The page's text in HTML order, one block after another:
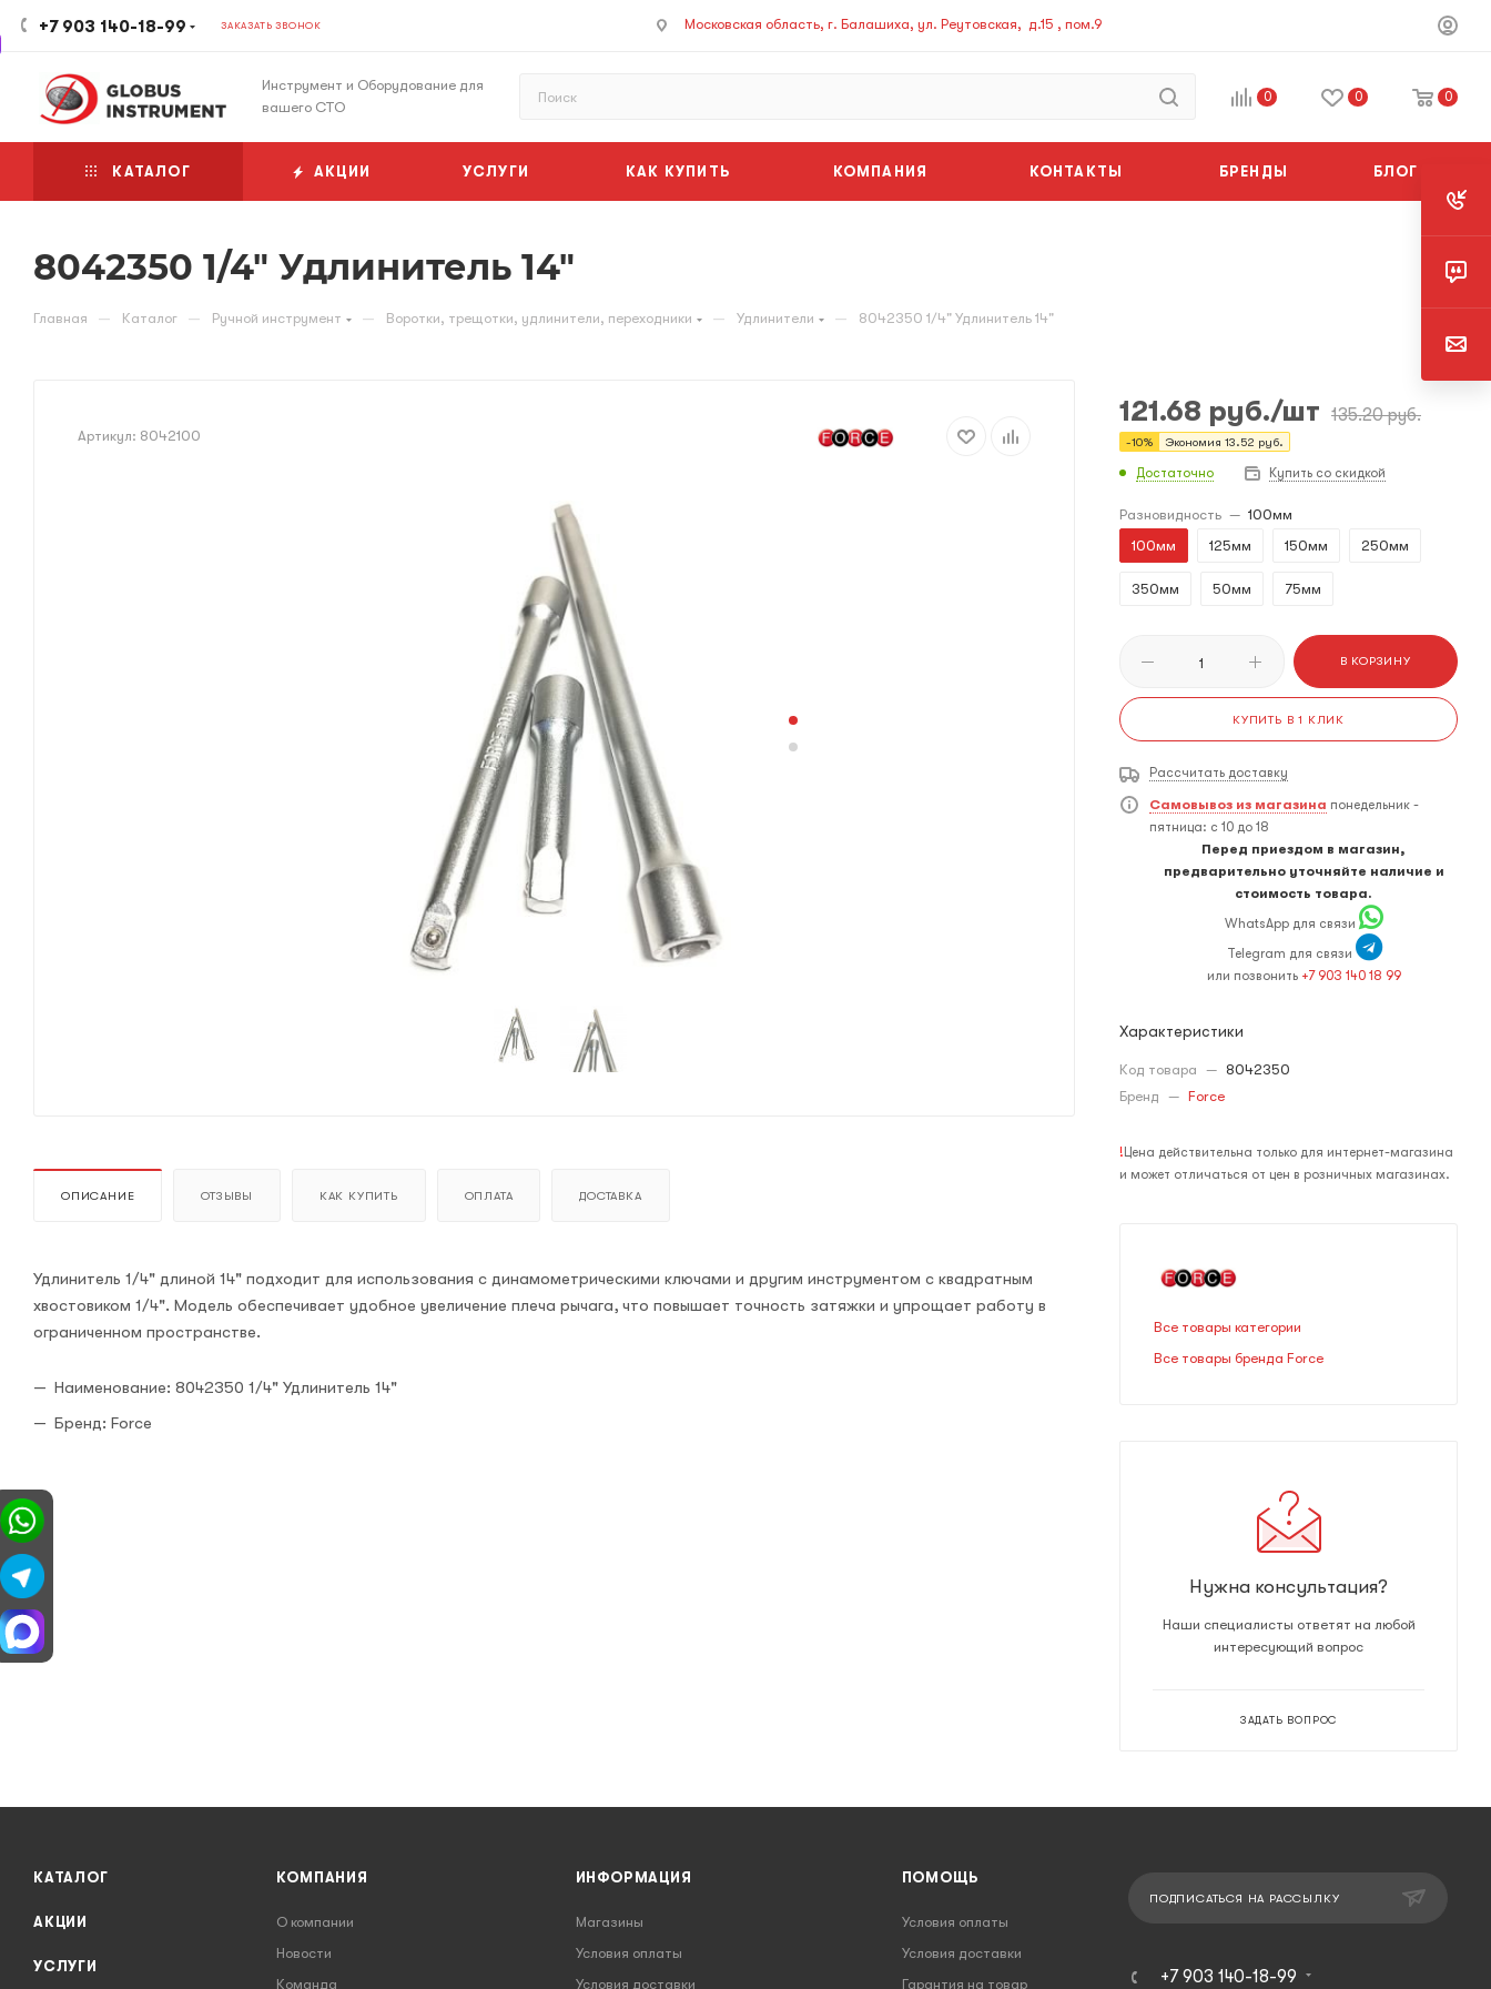
+7 903 140-18-99 ЗАКАЗАТЬ ЗВОНОК Московская область, г. Балашиха, ул. Реутовская, д.15 , пом.9
Инструмент и Оборудование для
вашего СТО
0 0 0
КАТАЛОГ АКЦИИ УСЛУГИ КАК КУПИТЬ КОМПАНИЯ КОНТАКТЫ БРЕНДЫ БЛОГ
8042350 1/4" Удлинитель 14"
Главная — Каталог — Ручной инструмент — Воротки, трещотки, удлинители, переходники — Удлинители — 8042350 1/4" Удлинитель 14"
Артикул: 8042100
ОПИСАНИЕ ОТЗЫВЫ КАК КУПИТЬ ОПЛАТА ДОСТАВКА
Удлинитель 1/4" длиной 14" подходит для использования с динамометрическими ключами и другим инструментом с квадратным
хвостовиком 1/4". Модель обеспечивает удобное увеличение плеча рычага, что повышает точность затяжки и упрощает работу в
ограниченном пространстве.
Наименование: 8042350 1/4" Удлинитель 14"
Бренд: Force
121.68 руб./шт 135.20руб.
-10% Экономия 13.52 руб.
Достаточно Купить со скидкой
Разновидность — 100мм
100мм
125мм 150мм 250мм
350мм 50мм 75мм
В КОРЗИНУ
КУПИТЬ В 1 КЛИК
Рассчитать доставку
Самовывоз из магазина понедельник -
пятница: с 10 до 18
Перед приездом в магазин,
предварительно уточняйте наличие и
стоимость товара.
WhatsApp для связи
Telegram для связи
или позвонить +7 903 140 18 99
Характеристики
Код товара — 8042350
Бренд — Force
! Цена действительна только для интернет-магазина
и может отличаться от цен в розничных магазинах.
Все товары категории
Все товары бренда Force
Нужна консультация?
Наши специалисты ответят на любой
интересующий вопрос
ЗАДАТЬ ВОПРОС
КАТАЛОГ
АКЦИИ
УСЛУГИ
КОМПАНИЯ
О компании
Новости
Команда
ИНФОРМАЦИЯ
Магазины
Условия оплаты
Условия доставки
ПОМОЩЬ
Условия оплаты
Условия доставки
Гарантия на товар
ПОДПИСАТЬСЯ НА РАССЫЛКУ
+7 903 140-18-99